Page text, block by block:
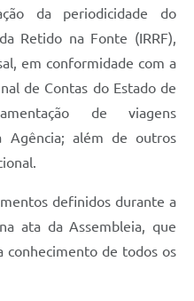
da periodicidade do
Retido na Fonte (IRRF),
em conformidade com a
de Contas do Estado de
de viagens
Agência; além de outros
definidos durante a
ata da Assembleia, que
conhecimento de todos os